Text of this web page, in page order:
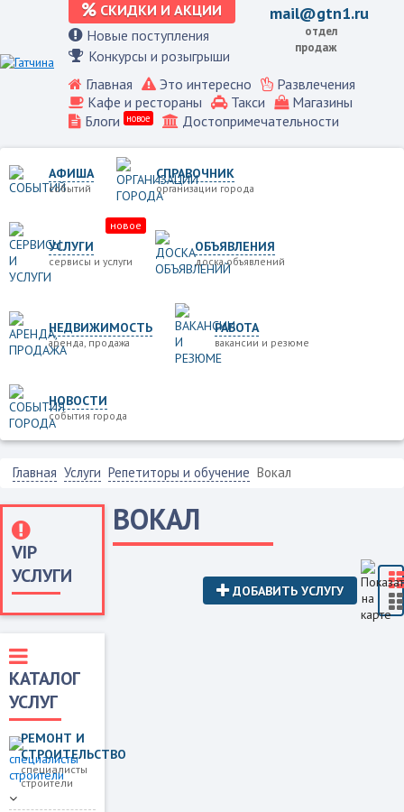
СКИДКИ И АКЦИИ
Новые поступления
Конкурсы и розыгрыши
mail@gtn1.ru
отдел
продаж
Главная Это интересно
Развлечения
Кафе и рестораны
Такси
Магазины
Блоги
новое Достопримечательности
АФИША
событий
СПРАВОЧНИК
организации города
УСЛУГИ
сервисы и услуги
новое
ОБЪЯВЛЕНИЯ
доска объявлений
НЕДВИЖИМОСТЬ
аренда, продажа
РАБОТА
вакансии и резюме
НОВОСТИ
события города
Главная Услуги Репетиторы и обучение Вокал
VIP
УСЛУГИ
КАТАЛОГ
УСЛУГ
РЕМОНТ И
СТРОИТЕЛЬСТВО
специалисты
строители
ВОКАЛ
ДОБАВИТЬ УСЛУГУ